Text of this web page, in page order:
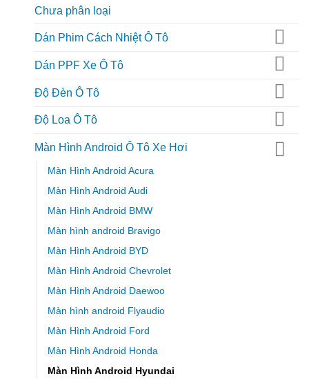
Chưa phân loại
Dán Phim Cách Nhiệt Ô Tô
Dán PPF Xe Ô Tô
Độ Đèn Ô Tô
Độ Loa Ô Tô
Màn Hình Android Ô Tô Xe Hơi
Màn Hình Android Acura
Màn Hình Android Audi
Màn Hình Android BMW
Màn hình android Bravigo
Màn Hình Android BYD
Màn Hình Android Chevrolet
Màn Hình Android Daewoo
Màn hình android Flyaudio
Màn Hình Android Ford
Màn Hình Android Honda
Màn Hình Android Hyundai